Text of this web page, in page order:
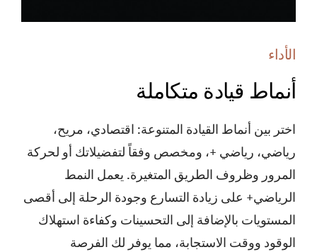
الأداء
أنماط قيادة متكاملة
اختر بين أنماط القيادة المتنوعة: اقتصادي، مريح،
رياضي، رياضي +، ومخصص وفقاً لتفضيلاتك أو لحركة
المرور وظروف الطريق المتغيرة. يعمل النمط
الرياضي+ على زيادة التسارع وجودة الرحلة إلى أقصى
المستويات بالإضافة إلى التحسينات وكفاءة استهلاك
الوقود ووقت الاستجابة، مما يوفر لك الفرصة